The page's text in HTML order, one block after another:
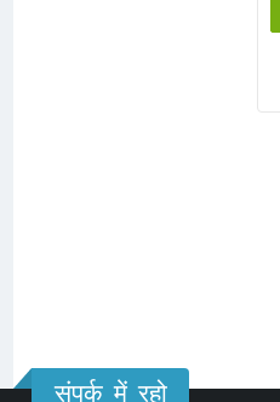
संपर्क में रहो